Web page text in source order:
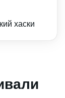
хаски